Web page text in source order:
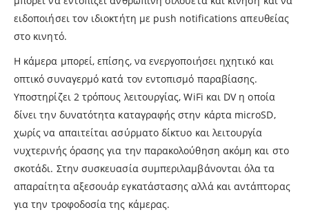
ειδοποιήσει τον ιδιοκτήτη με push notifications απευθείας
στο κινητό.
Η κάμερα μπορεί, επίσης, να ενεργοποιήσει ηχητικό και
οπτικό συναγερμό κατά τον εντοπισμό παραβίασης.
Υποστηρίζει 2 τρόπους λειτουργίας, WiFi και DV η οποία
δίνει την δυνατότητα καταγραφής στην κάρτα microSD,
χωρίς να απαιτείται ασύρματο δίκτυο και λειτουργία
νυχτερινής όρασης για την παρακολούθηση ακόμη και στο
σκοτάδι. Στην συσκευασία συμπεριλαμβάνονται όλα τα
απαραίτητα αξεσουάρ εγκατάστασης αλλά και αντάπτορας
για την τροφοδοσία της κάμερας.